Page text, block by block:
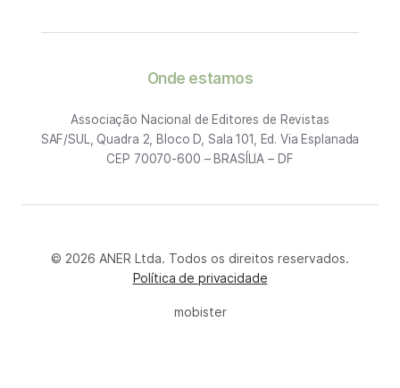
Onde estamos
Associação Nacional de Editores de Revistas
SAF/SUL, Quadra 2, Bloco D, Sala 101, Ed. Via Esplanada
CEP 70070-600 – BRASÍLIA – DF
© 2026 ANER Ltda. Todos os direitos reservados.
Política de privacidade
mobister